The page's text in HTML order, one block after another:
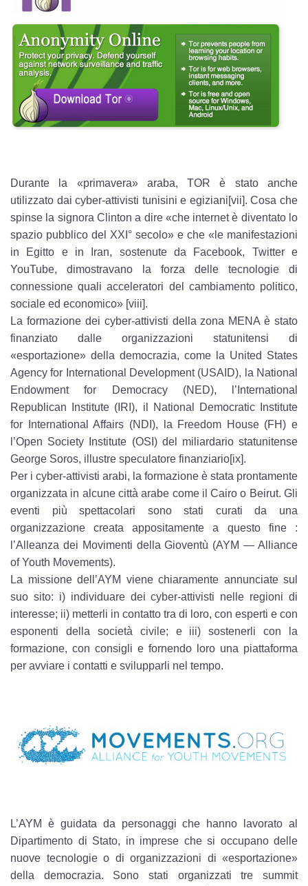
Durante la «primavera» araba, TOR è stato anche
utilizzato dai cyber-attivisti tunisini e egiziani[vii]. Cosa che
spinse la signora Clinton a dire «che internet è diventato lo
spazio pubblico del XXI° secolo» e che «le manifestazioni
in Egitto e in Iran, sostenute da Facebook, Twitter e
YouTube, dimostravano la forza delle tecnologie di
connessione quali acceleratori del cambiamento politico,
sociale ed economico» [viii].
La formazione dei cyber-attivisti della zona MENA è stato
finanziato dalle organizzazioni statunitensi di
«esportazione» della democrazia, come la United States
Agency for International Development (USAID), la National
Endowment for Democracy (NED), l’International
Republican Institute (IRI), il National Democratic Institute
for International Affairs (NDI), la Freedom House (FH) e
l’Open Society Institute (OSI) del miliardario statunitense
George Soros, illustre speculatore finanziario[ix].
Per i cyber-attivisti arabi, la formazione è stata prontamente
organizzata in alcune città arabe come il Cairo o Beirut. Gli
eventi più spettacolari sono stati curati da una
organizzazione creata appositamente a questo fine :
l’Alleanza dei Movimenti della Gioventù (AYM — Alliance
of Youth Movements).
La missione dell’AYM viene chiaramente annunciate sul
suo sito: i) individuare dei cyber-attivisti nelle regioni di
interesse; ii) metterli in contatto tra di loro, con esperti e con
esponenti della società civile; e iii) sostenerli con la
formazione, con consigli e fornendo loro una piattaforma
per avviare i contatti e svilupparli nel tempo.
L’AYM è guidata da personaggi che hanno lavorato al
Dipartimento di Stato, in imprese che si occupano delle
nuove tecnologie o di organizzazioni di «esportazione»
della democrazia. Sono stati organizzati tre summit